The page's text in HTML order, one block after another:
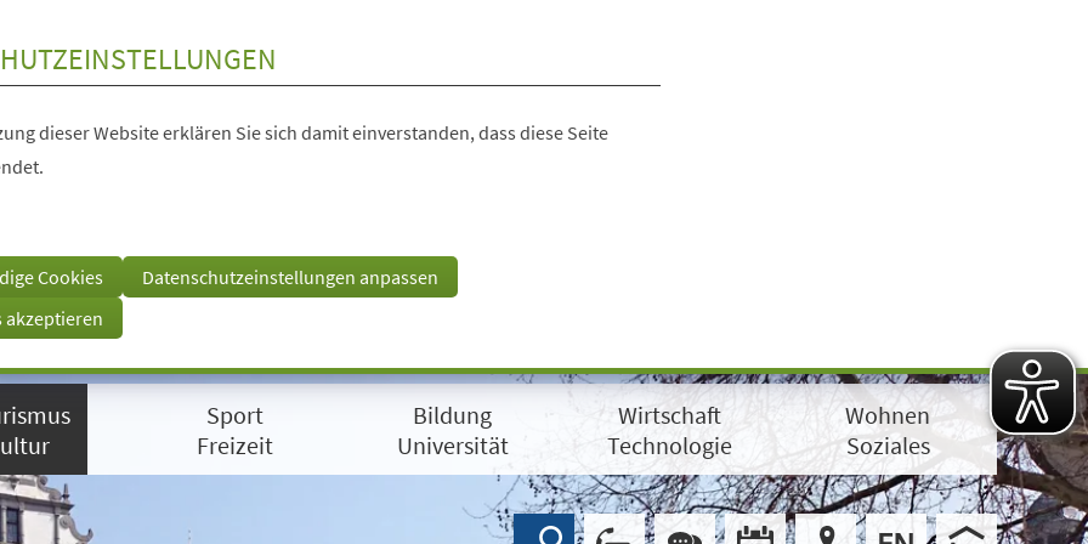
dieser Website erklären Sie sich damit einverstanden, dass diese Seite
Cookies
Datenschutzeinstellungen anpassen
akzeptieren
Sport
Freizeit
Bildung
Universität
Wirtschaft
Technologie
Wohnen
Soziales